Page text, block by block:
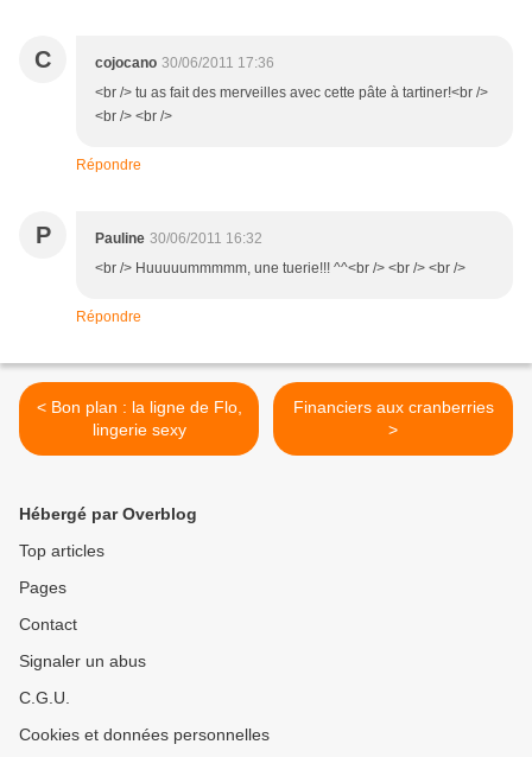
C cojocano 30/06/2011 17:36
<br /> tu as fait des merveilles avec cette pâte à tartiner!<br />
<br /> <br />
Répondre
P Pauline 30/06/2011 16:32
<br /> Huuuuummmmm, une tuerie!!! ^^<br /> <br /> <br />
Répondre
< Bon plan : la ligne de Flo,
lingerie sexy
Financiers aux cranberries
>
Hébergé par Overblog
Top articles
Pages
Contact
Signaler un abus
C.G.U.
Cookies et données personnelles